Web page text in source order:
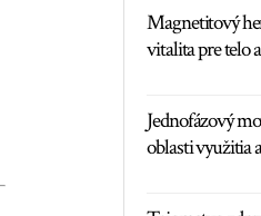
Magnetitový
vitalita pre telo
Jednofázový
oblasti využitia